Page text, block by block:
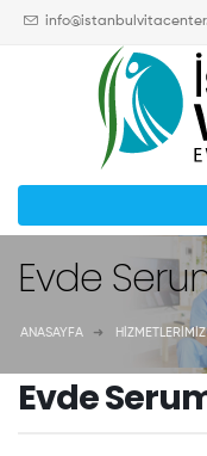
Evde
ANASAYFA HIZMETLERIMIZ
Evde